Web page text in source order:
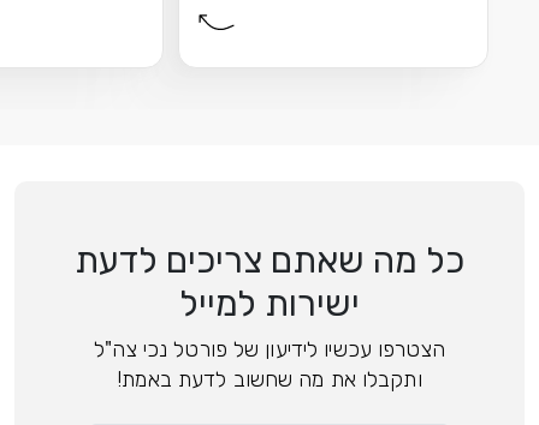
כל מה שאתם צריכים לדעת
ישירות למייל
הצטרפו עכשיו לידיעון של פורטל נכי צה"ל
ותקבלו את מה שחשוב לדעת באמת!